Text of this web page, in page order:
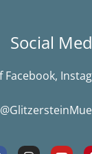
Social
Facebook,
I Y